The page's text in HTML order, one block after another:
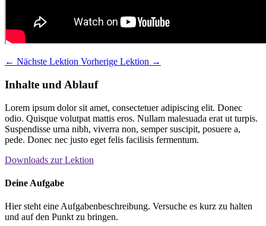
← Nächste Lektion Vorherige Lektion →
Inhalte und Ablauf
Lorem ipsum dolor sit amet, consectetuer adipiscing elit. Donec
odio. Quisque volutpat mattis eros. Nullam malesuada erat ut turpis.
Suspendisse urna nibh, viverra non, semper suscipit, posuere a,
pede. Donec nec justo eget felis facilisis fermentum.
Downloads zur Lektion
Deine Aufgabe
Hier steht eine Aufgabenbeschreibung. Versuche es kurz zu halten
und auf den Punkt zu bringen.